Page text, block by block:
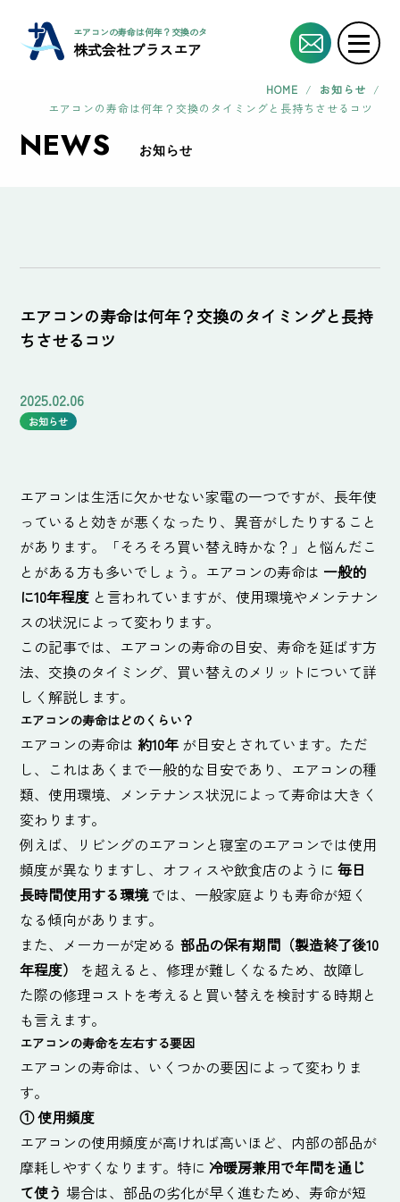
エアコンの寿命は何年？交換のタイミングと長持ちさせるコツ | エアコン工事協
株式会社プラスエア
HOME / お知らせ /
エアコンの寿命は何年？交換のタイミングと長持ちさせるコツ
NEWS お知らせ
エアコンの寿命は何年？交換のタイミングと長持
ちさせるコツ
2025.02.06
お知らせ
エアコンは生活に欠かせない家電の一つですが、長年使
っていると効きが悪くなったり、異音がしたりすること
があります。「そろそろ買い替え時かな？」と悩んだこ
とがある方も多いでしょう。エアコンの寿命は 一般的
に10年程度 と言われていますが、使用環境やメンテナン
スの状況によって変わります。
この記事では、エアコンの寿命の目安、寿命を延ばす方
法、交換のタイミング、買い替えのメリットについて詳
しく解説します。
エアコンの寿命はどのくらい？
エアコンの寿命は約10年 が目安とされています。ただ
し、これはあくまで一般的な目安であり、エアコンの種
類、使用環境、メンテナンス状況によって寿命は大きく
変わります。
例えば、リビングのエアコンと寝室のエアコンでは使用
頻度が異なりますし、オフィスや飲食店のように毎日
長時間使用する環境では、一般家庭よりも寿命が短く
なる傾向があります。
また、メーカーが定める部品の保有期間（製造終了後10
年程度）
を超えると、修理が難しくなるため、故障し
た際の修理コストを考えると買い替えを検討する時期と
も言えます。
エアコンの寿命を左右する要因
エアコンの寿命は、いくつかの要因によって変わりま
す。
①使用頻度
エアコンの使用頻度が高ければ高いほど、内部の部品が
摩耗しやすくなります。特に冷暖房兼用で年間を通じ
て使う 場合は、部品の劣化が早く進むため、寿命が短